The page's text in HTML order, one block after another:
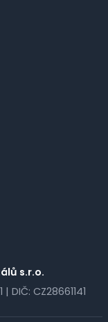
s.r.o.
DIČ: CZ28661141